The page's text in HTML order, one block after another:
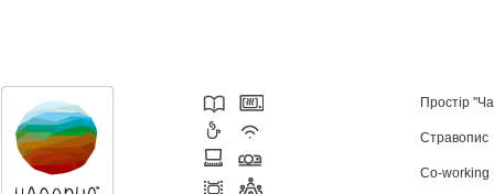
Простір
Стравопис
Co-working